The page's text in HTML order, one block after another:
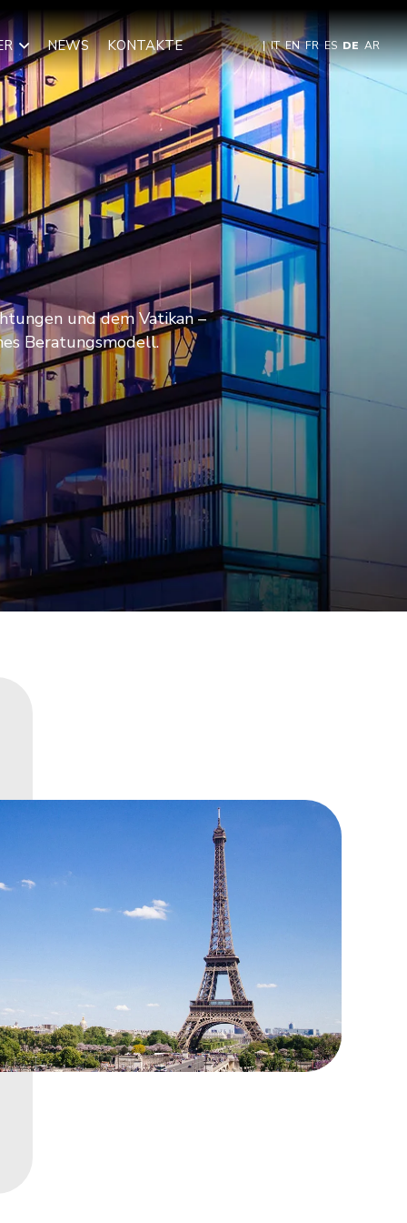
NEWS KONTAKTE | IT EN FR ES DE AR
und dem Vatikan –
Beratungsmodell.